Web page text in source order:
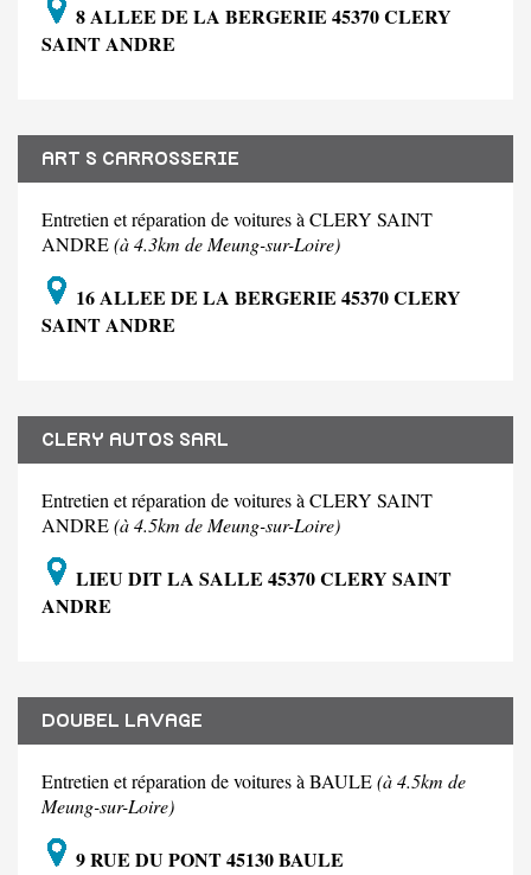
8 ALLEE DE LA BERGERIE 45370 CLERY
SAINT ANDRE
ART S CARROSSERIE
Entretien et réparation de voitures à CLERY SAINT
ANDRE(à 4.3km de Meung-sur-Loire)
16 ALLEE DE LA BERGERIE 45370 CLERY
SAINT ANDRE
CLERY AUTOS SARL
Entretien et réparation de voitures à CLERY SAINT
ANDRE(à 4.5km de Meung-sur-Loire)
LIEU DIT LA SALLE 45370 CLERY SAINT
ANDRE
DOUBEL LAVAGE
Entretien et réparation de voitures à BAULE(à 4.5km de
Meung-sur-Loire)
9 RUE DU PONT 45130 BAULE